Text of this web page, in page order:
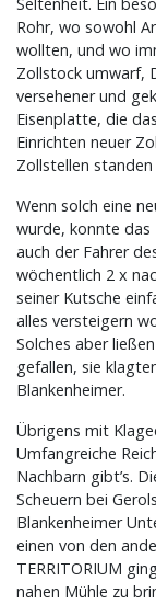
Rohr, wo sowohl
wollten, und wo
Zollstock umwarf,
versehener und
Eisenplatte, die
Einrichten neuer
Zollstellen
Wenn solch eine
wurde, konnte das
auch der Fahrer
wöchentlich 2 x
seiner Kutsche
alles versteigern
Solches aber
gefallen, sie
Blankenheimer.
Übrigens mit
Umfangreiche
Nachbarn gibt’s.
Scheuern bei
Blankenheimer
einen von den
TERRITORIUM
nahen Mühle zu